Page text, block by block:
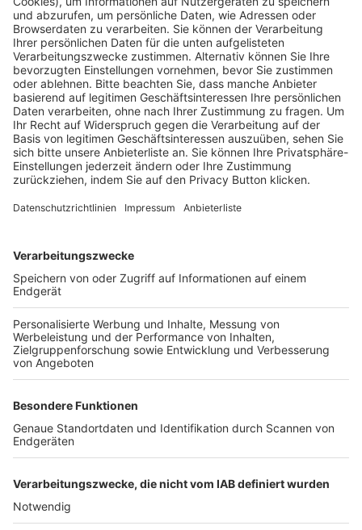
Pässe und Vereinswechsel
Trainerausbildung
Schulungsangebot Vereinsmitarbeiter
BFV-Geschäftsstellen
Trainerbörse
Login SpielPlus
FOLGE DEM BFV
TOP-VEREINE
TOP-PARTNER